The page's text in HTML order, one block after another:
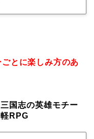
とに楽しみ方のあ
国志の英雄モチー
RPG